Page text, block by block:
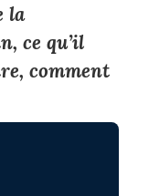
la
ce qu’il
comment